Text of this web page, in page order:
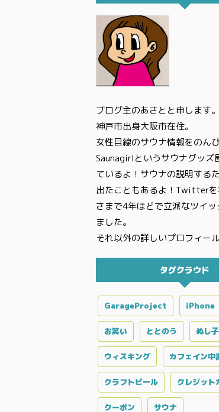
ブログ主のあさとと申します。
神戸市出身大阪市在住。
女性目線のサウナ情報をのん
Saunagirlというサウナグッズ
ているよ！サウナの説明する
出たこともあるよ！Twitter
さまで4年ほどで立派なツイ
ました。
それ以外の詳しいプロフィー
タグクラウド
GarageProject iPhone
お笑い ととのう ぬし子
ウィスキング カフェイン中
クラフトビール クレジット
クーポン サウナ